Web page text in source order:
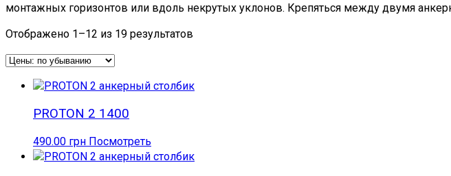
монтажных горизонтов или вдоль некрутых уклонов. Крепяться между двумя
Отображено 1–12 из 19 результатов
PROTON 2 1400
490.00 грн Посмотреть